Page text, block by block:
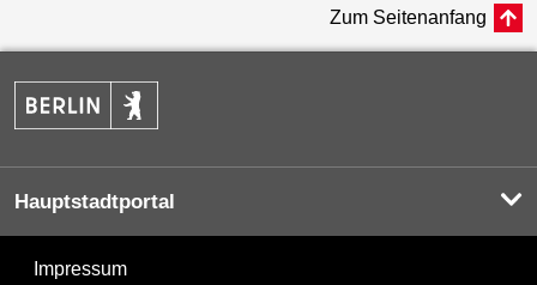
Zum Seitenanfang
Hauptstadtportal
Impressum